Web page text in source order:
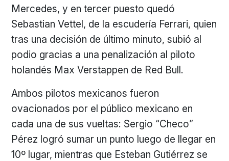
Mercedes, y en tercer puesto quedó
Sebastian Vettel, de la escudería Ferrari, quien
tras una decisión de último minuto, subió al
podio gracias a una penalización al piloto
holandés Max Verstappen de Red Bull.
Ambos pilotos mexicanos fueron
ovacionados por el público mexicano en
cada una de sus vueltas: Sergio “Checo”
Pérez logró sumar un punto luego de llegar en
10º lugar, mientras que Esteban Gutiérrez se